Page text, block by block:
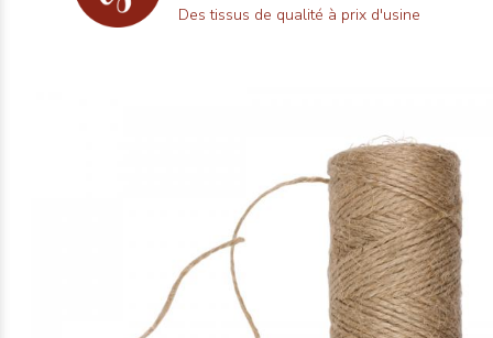
Des tissus de qualité à prix d'usine